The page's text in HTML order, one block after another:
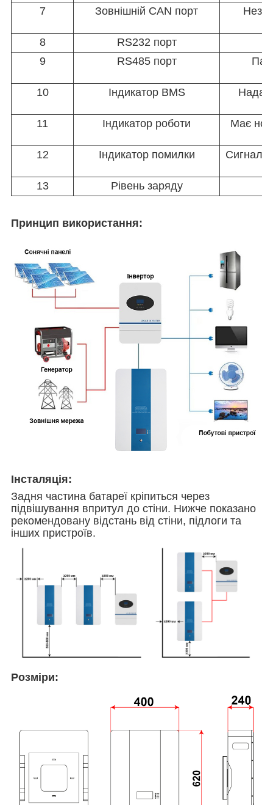
7 Зовнішній CAN порт
8
RS232 порт
9
RS485 порт
10 Індикатор BMS
Надає
11
Індикатор роботи Має
12 Індикатор помилки
13 Рівень заряду
Принцип використання:
Інсталяція:
Задня частина батареї кріпиться через
підвішування впритул до стіни. Нижче показано
рекомендовану відстань від стіни, підлоги та
інших пристроїв.
Розміри: